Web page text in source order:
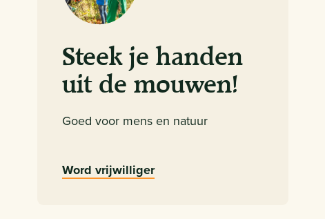
Steek je handen
uit de mouwen!
Goed voor mens en natuur
Word vrijwilliger